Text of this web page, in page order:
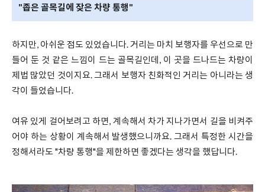
"좁은 골목길에 잦은 차량 통행"
하지만, 아쉬운 점도 있었습니다. 거리는 마치 보행자를 우선으로 만
들어 둔 것 같은 느낌이 드는 골목길인데, 이 곳을 드나드는 차량이
제법 많았던 것이지요. 그래서 보행자 친화적인 거리는 아니라는 생
각이 들었습니다.
여유 있게 걸어보려고 하면, 계속해서 차가 지나가면서 길을 비켜주
어야 하는 상황이 계속해서 발생했으니까요. 그래서 특정한 시간을
정해서라도 "차량 통행"을 제한하면 좋겠다는 생각을 했답니다.